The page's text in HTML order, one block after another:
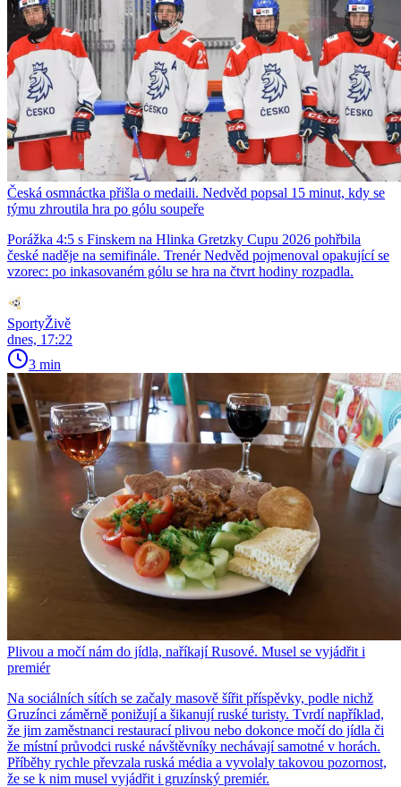
Česká osmnáctka přišla o medaili. Nedvěd popsal 15 minut, kdy se
týmu zhroutila hra po gólu soupeře
Porážka 4:5 s Finskem na Hlinka Gretzky Cupu 2026 pohřbila
české naděje na semifinále. Trenér Nedvěd pojmenoval opakující se
vzorec: po inkasovaném gólu se hra na čtvrt hodiny rozpadla.
SportyŽivě
dnes, 17:22
3 min
Plivou a močí nám do jídla, naříkají Rusové. Musel se vyjádřit i
premiér
Na sociálních sítích se začaly masově šířit příspěvky, podle nichž
Gruzínci záměrně ponižují a šikanují ruské turisty. Tvrdí například,
že jim zaměstnanci restaurací plivou nebo dokonce močí do jídla či
že místní průvodci ruské návštěvníky nechávají samotné v horách.
Příběhy rychle převzala ruská média a vyvolaly takovou pozornost,
že se k nim musel vyjádřit i gruzínský premiér.